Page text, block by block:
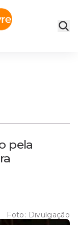
pela
Foto: Divulgação